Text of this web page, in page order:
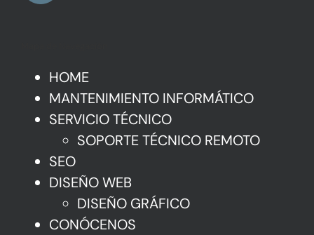
HOME
MANTENIMIENTO INFORMÁTICO
SERVICIO TÉCNICO
SOPORTE TÉCNICO REMOTO
SEO
DISEÑO WEB
DISEÑO GRÁFICO
CONÓCENOS